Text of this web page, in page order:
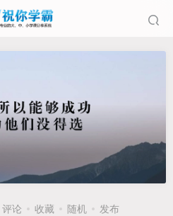
评论 收藏 随机 发布